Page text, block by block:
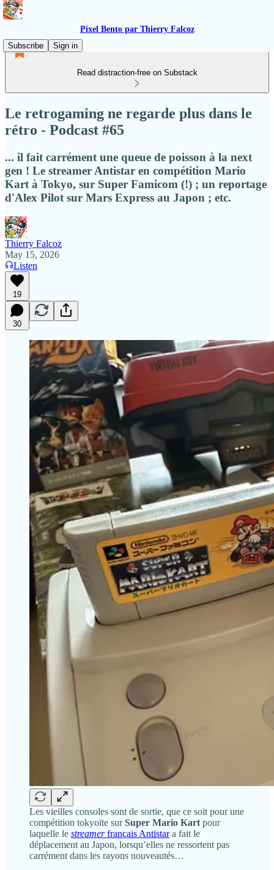
Pixel Bento par Thierry Falcoz
Subscribe
Sign in
Read distraction-free on Substack
Le retrogaming ne regarde plus dans le
rétro - Podcast #65
... il fait carrément une queue de poisson à la next
gen ! Le streamer Antistar en compétition Mario
Kart à Tokyo, sur Super Famicom (!) ; un reportage
d'Alex Pilot sur Mars Express au Japon ; etc.
Thierry Falcoz
May 15, 2026
Listen
19
30
Les vieilles consoles sont de sortie, que ce soit pour une
compétition tokyoïte surSuper Mario Kart pour
laquelle le streamerfrançais Antistara fait le
déplacement au Japon, lorsqu’elles ne ressortent pas
carrément dans les rayons nouveautés…